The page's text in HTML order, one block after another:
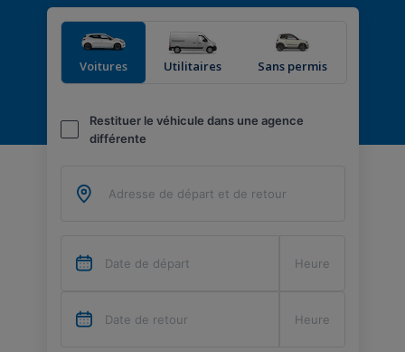
Voitures Utilitaires Sans permis
Restituer le véhicule dans une agence
différente